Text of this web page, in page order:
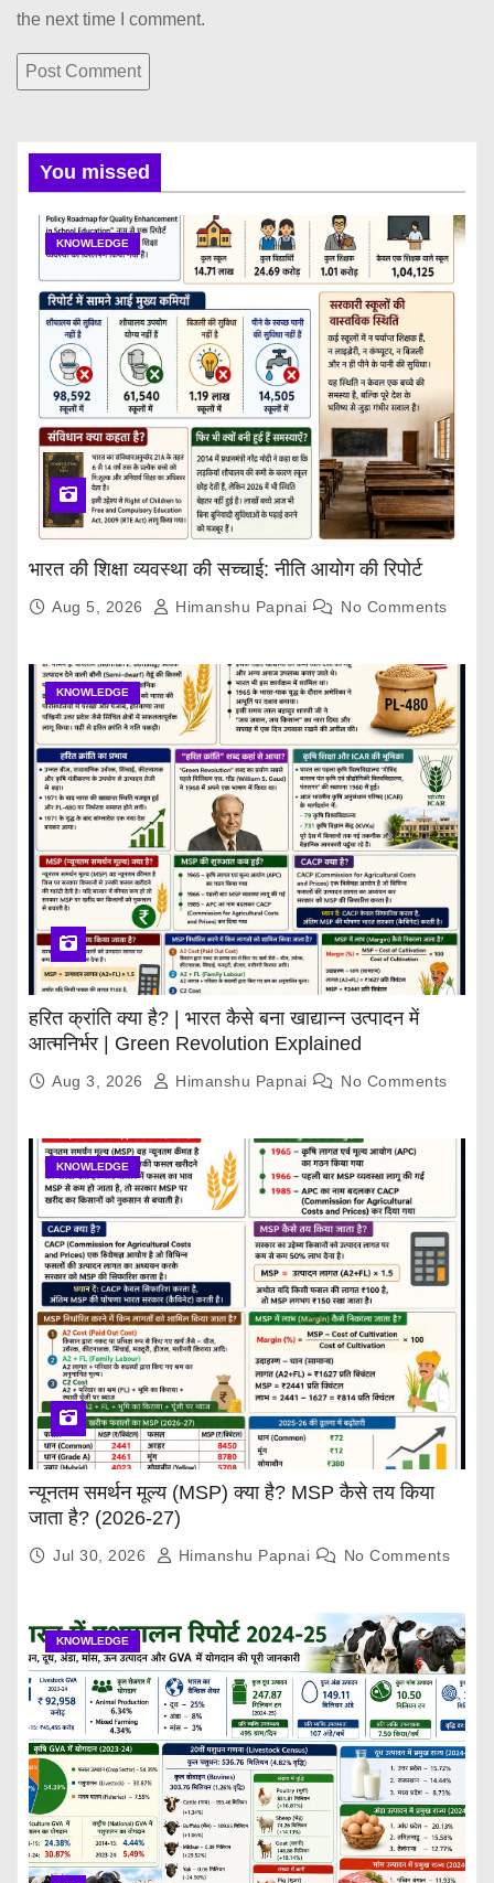
the next time I comment.
You missed
KNOWLEDGE
भारत की शिक्षा व्यवस्था की सच्चाई: नीति आयोग की रिपोर्ट
Aug 5, 2026 Himanshu Papnai No Comments
KNOWLEDGE
हरित क्रांति क्या है? | भारत कैसे बना खाद्यान्न उत्पादन में
आत्मनिर्भर | Green Revolution Explained
Aug 3, 2026 Himanshu Papnai No Comments
KNOWLEDGE
न्यूनतम समर्थन मूल्य (MSP) क्या है? MSP कैसे तय किया
जाता है? (2026-27)
Jul 30, 2026 Himanshu Papnai No Comments
KNOWLEDGE